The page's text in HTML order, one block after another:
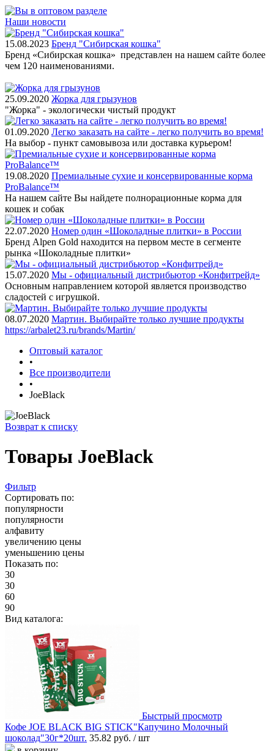
Наши новости
15.08.2023 Бренд "Сибирская кошка"
Бренд «Сибирская кошка» представлен на нашем сайте более
чем 120 наименованиями.
25.09.2020 Жорка для грызунов
"Жорка" - экологически чистый продукт
01.09.2020 Легко заказать на сайте - легко получить во время!
На выбор - пункт самовывоза или доставка курьером!
19.08.2020 Премиальные сухие и консервированные корма
ProBalance™
На нашем сайте Вы найдете полнорационные корма для
кошек и собак
22.07.2020 Номер один «Шоколадные плитки» в России
Бренд Alpen Gold находится на первом месте в сегменте
рынка «Шоколадные плитки»
15.07.2020 Мы - официальный дистрибьютор «Конфитрейд»
Основным направлением которой является производство
сладостей с игрушкой.
08.07.2020 Мартин. Выбирайте только лучшие продукты
https://arbalet23.ru/brands/Martin/
Оптовый каталог
•
Все производители
•
JoeBlack
Возврат к списку
Товары JoeBlack
Фильтр
Сортировать по:
популярности
популярности
алфавиту
увеличению цены
уменьшению цены
Показать по:
30
30
60
90
Вид каталога:
Быстрый просмотр
Кофе JOE BLACK BIG STICK"Капучино Молочный
шоколад"30г*20шт. 35.82 руб. / шт